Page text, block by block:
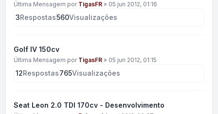
Última Mensagem por TigasFR » 05 jun 2012, 01:16
3Respostas560Visualizações
Golf IV 150cv
Última Mensagem por TigasFR » 05 jun 2012, 01:15
12Respostas765Visualizações
Seat Leon 2.0 TDI 170cv - Desenvolvimento